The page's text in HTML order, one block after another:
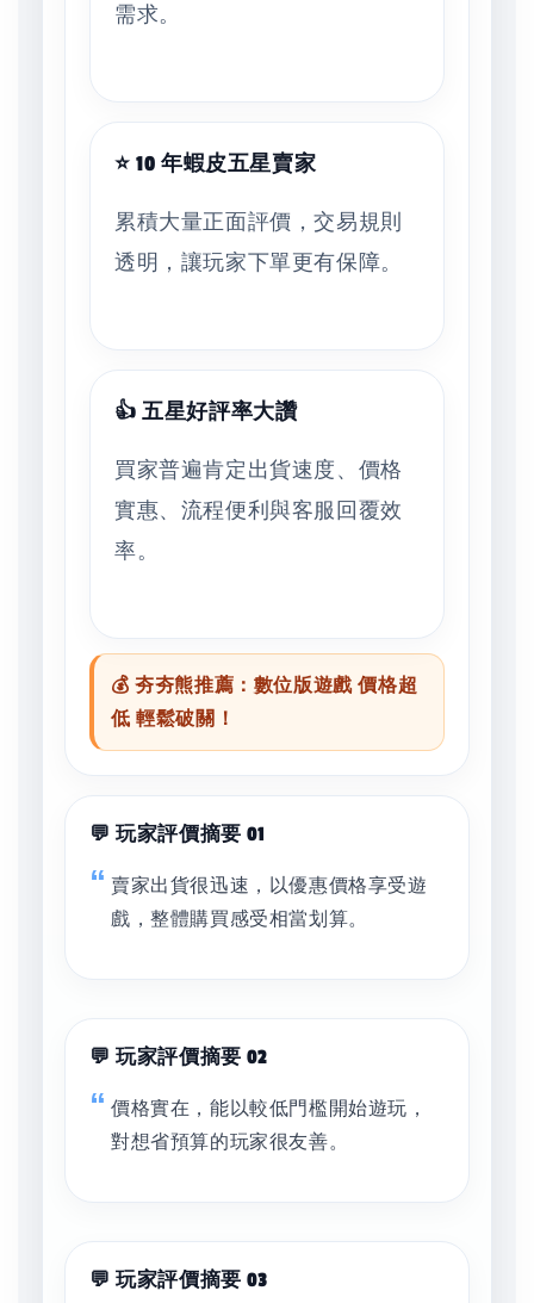
需求。
⭐ 10 年蝦皮五星賣家
累積大量正面評價，交易規則
透明，讓玩家下單更有保障。
👍 五星好評率大讚
買家普遍肯定出貨速度、價格
實惠、流程便利與客服回覆效
率。
💰 夯夯熊推薦：數位版遊戲 價格超
低 輕鬆破關！
💬 玩家評價摘要 01
賣家出貨很迅速，以優惠價格享受遊
戲，整體購買感受相當划算。
💬 玩家評價摘要 02
價格實在，能以較低門檻開始遊玩，
對想省預算的玩家很友善。
💬 玩家評價摘要 03